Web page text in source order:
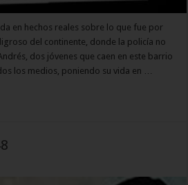
en hechos reales sobre lo que fue por
del continente, donde la policía no
dos jóvenes que caen en este barrio
los medios, poniendo su vida en …